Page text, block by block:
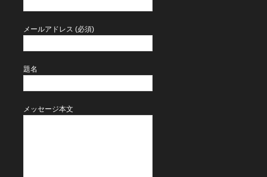
メールアドレス (必須)
題名
メッセージ本文